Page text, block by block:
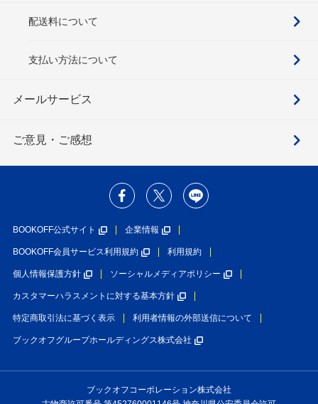
配送料について
支払い方法について
メールサービス
ご意見・ご感想
BOOKOFF公式サイト 企業情報
BOOKOFF会員サービス利用規約 利用規約
個人情報保護方針 ソーシャルメディアポリシー
カスタマーハラスメントに対する基本方針
特定商取引法に基づく表示 利用者情報の外部送信について
ブックオフグループホールディングス株式会社
ブックオフコーポレーション株式会社